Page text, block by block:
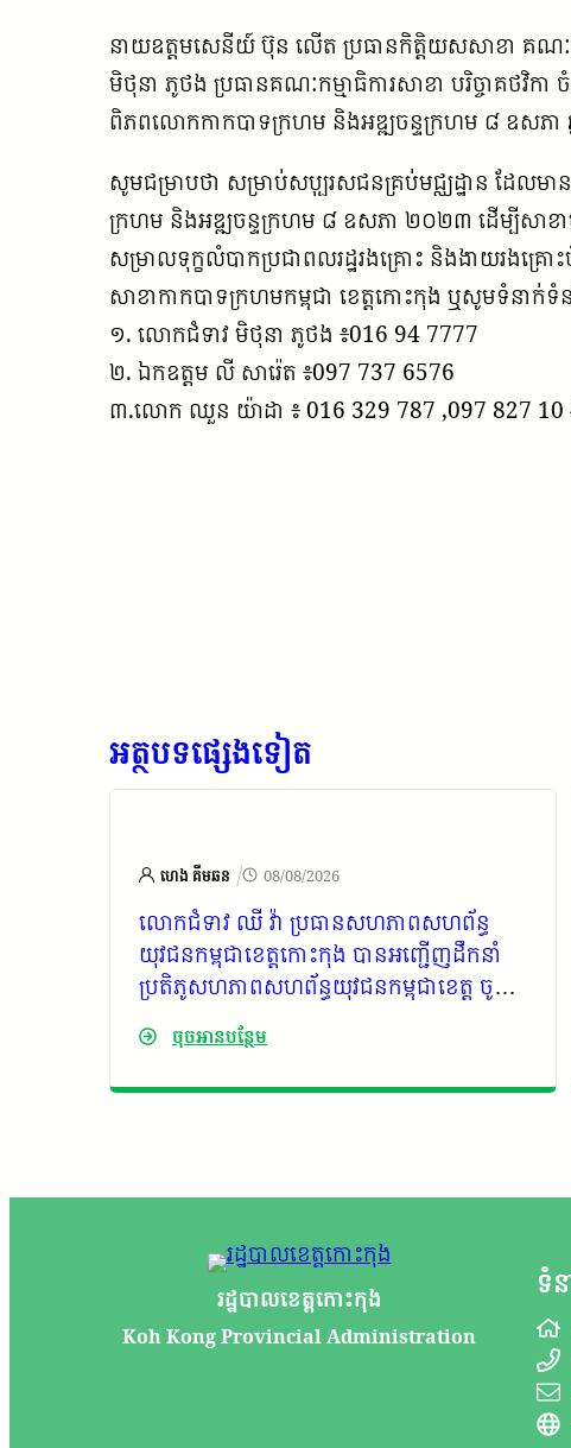
នាយឧត្តមសេនីយ៍ ប៊ុន លើត ប្រធានកិត្តិយសសាខា គណៈ
មិថុនា ភូថង ប្រធានគណៈកម្មាធិការសាខា បរិច្ចាគថវិក
ពិភពលោកកាកបាទក្រហម និងអឌ្ឍចន្ទក្រហម ៨ ឧសភា ឆ្
សូមជម្រាបថា សម្រាប់សប្បុរសជនគ្រប់មជ្ឈដ្ឋាន ដែលមា
ក្រហម និងអឌ្ឍចន្ទក្រហម ៨ ឧសភា ២០២៣ ដើម្បីសាខ
សម្រាលទុក្ខលំបាកប្រជាពលរដ្ឋរងគ្រោះ និងងាយរងគ្
សាខាកាកបាទក្រហមកម្ពុជា ខេត្តកោះកុង ឬសូមទំនាក់
១. លោកជំទាវ មិថុនា ភូថង ៖016 94 7777
២. ឯកឧត្តម លី សារ៉េត ៖097 737 6576
៣.លោក ឈួន យ៉ាដា ៖ 016 329 787 ,097 827 10
អត្ថបទផ្សេងទៀត
ហេង គីមឆន / 08/08/2026
លោកជំទាវ ឈី វ៉ា ប្រធានសហភាពសហព័ន្ធ
យុវជនកម្ពុជាខេត្តកោះកុង បានអញ្ជើញដឹកនាំ
ប្រតិភូសហភាពសហព័ន្ធយុវជនកម្ពុជាខេត្ត ចូល
រួមគោរពវិញ្ញាណក្ខន្ធ ឯកឧត្តម កាយ សំរួម និង
សម្តែងការរំលែកទុក្ខដ៏សែនក្រៀមក្រំ ចំពោះការ
បាត់បង់ដ៏ធំធេងជាមួយក្រុមគ្រួសារនៃសពទាំង
ចុចអានបន្ថែម
រដ្ឋបាលខេត្តកោះកុង
Koh Kong Provincial Administration
ទំ